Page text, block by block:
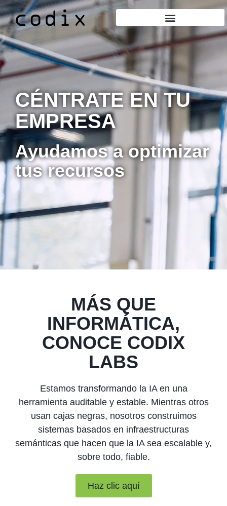
CÉNTRATE EN TU
EMPRESA
Ayudamos a optimizar
tus recursos
MÁS QUE
INFORMÁTICA,
CONOCE CODIX
LABS
Estamos transformando la IA en una
herramienta auditable y estable. Mientras otros
usan cajas negras, nosotros construimos
sistemas basados en infraestructuras
semánticas que hacen que la IA sea escalable y,
sobre todo, fiable.
Haz clic aquí